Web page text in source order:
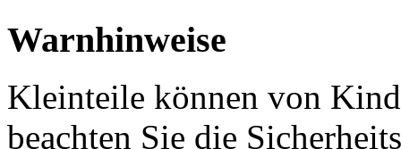
Warnhinweise
Kleinteile können von
beachten Sie die